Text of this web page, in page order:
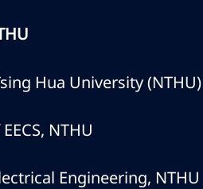
Hua University (NTHU)
NTHU
Engineering, NTHU